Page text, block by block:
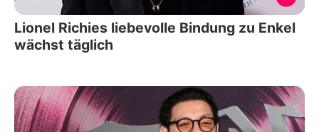
Lionel Richies liebevolle Bindung zu Enkel
wächst täglich